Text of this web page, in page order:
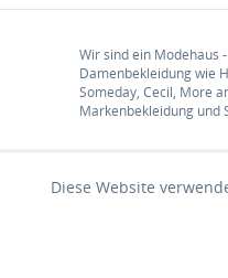
Wir sind ein Modehaus
Damenbekleidung wie
Someday, Cecil, More
Markenbekleidung und
Diese Website